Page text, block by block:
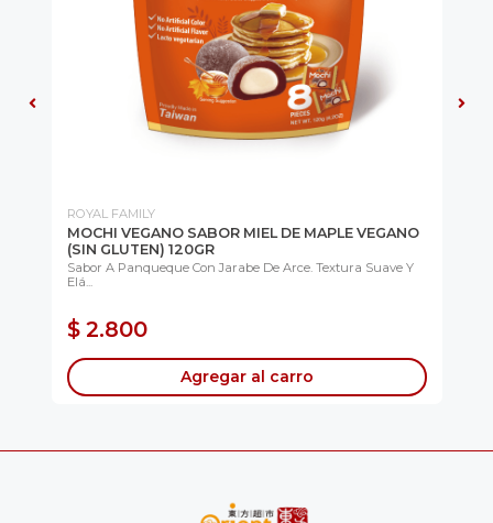
ROYAL FAMILY
MOCHI VEGANO SABOR MIEL DE MAPLE VEGANO
(SIN GLUTEN) 120GR
Sabor A Panqueque Con Jarabe De Arce. Textura Suave Y
Elá...
$ 2.800
Agregar al carro